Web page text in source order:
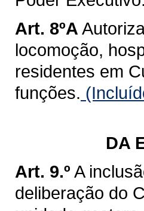
Art. 8ºA
locomoção,
residentes em
funções.
DA
Art. 9.º A
deliberação do